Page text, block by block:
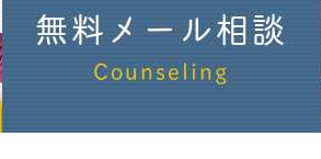
無料メール相談
Counseling